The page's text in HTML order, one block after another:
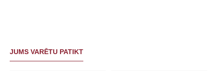
JUMS VARĒTU PATIKT